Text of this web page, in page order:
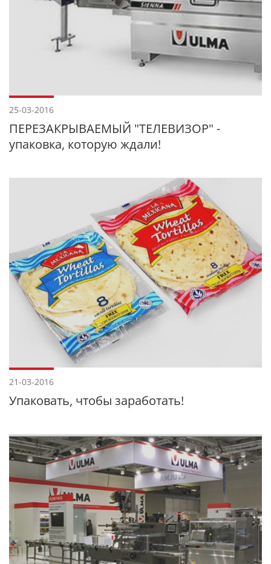
25-03-2016
ПЕРЕЗАКРЫВАЕМЫЙ "ТЕЛЕВИЗОР" -
упаковка, которую ждали!
21-03-2016
Упаковать, чтобы заработать!